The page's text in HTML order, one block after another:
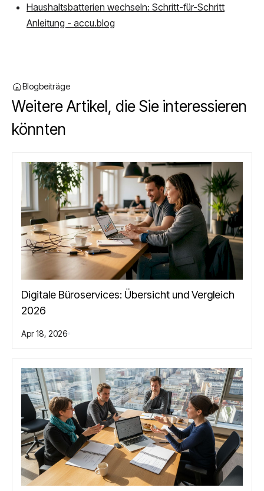
Haushaltsbatterien wechseln: Schritt-für-Schritt
Anleitung - accu.blog
Blogbeiträge
Weitere Artikel, die Sie interessieren
könnten
Digitale Büroservices: Übersicht und Vergleich
2026
Apr 18, 2026